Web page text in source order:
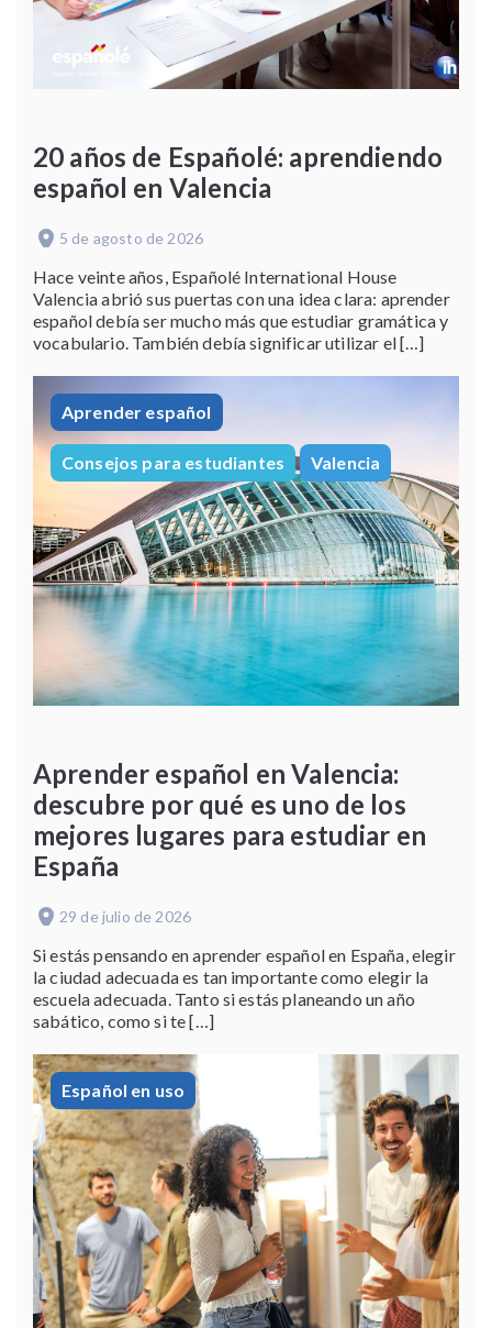
20 años de Españolé: aprendiendo
español en Valencia
5 de agosto de 2026
Hace veinte años, Españolé International House
Valencia abrió sus puertas con una idea clara: aprender
español debía ser mucho más que estudiar gramática y
vocabulario. También debía significar utilizar el […]
Aprender español
Consejos para estudiantes Valencia
Aprender español en Valencia:
descubre por qué es uno de los
mejores lugares para estudiar en
España
29 de julio de 2026
Si estás pensando en aprender español en España, elegir
la ciudad adecuada es tan importante como elegir la
escuela adecuada. Tanto si estás planeando un año
sabático, como si te […]
Español en uso